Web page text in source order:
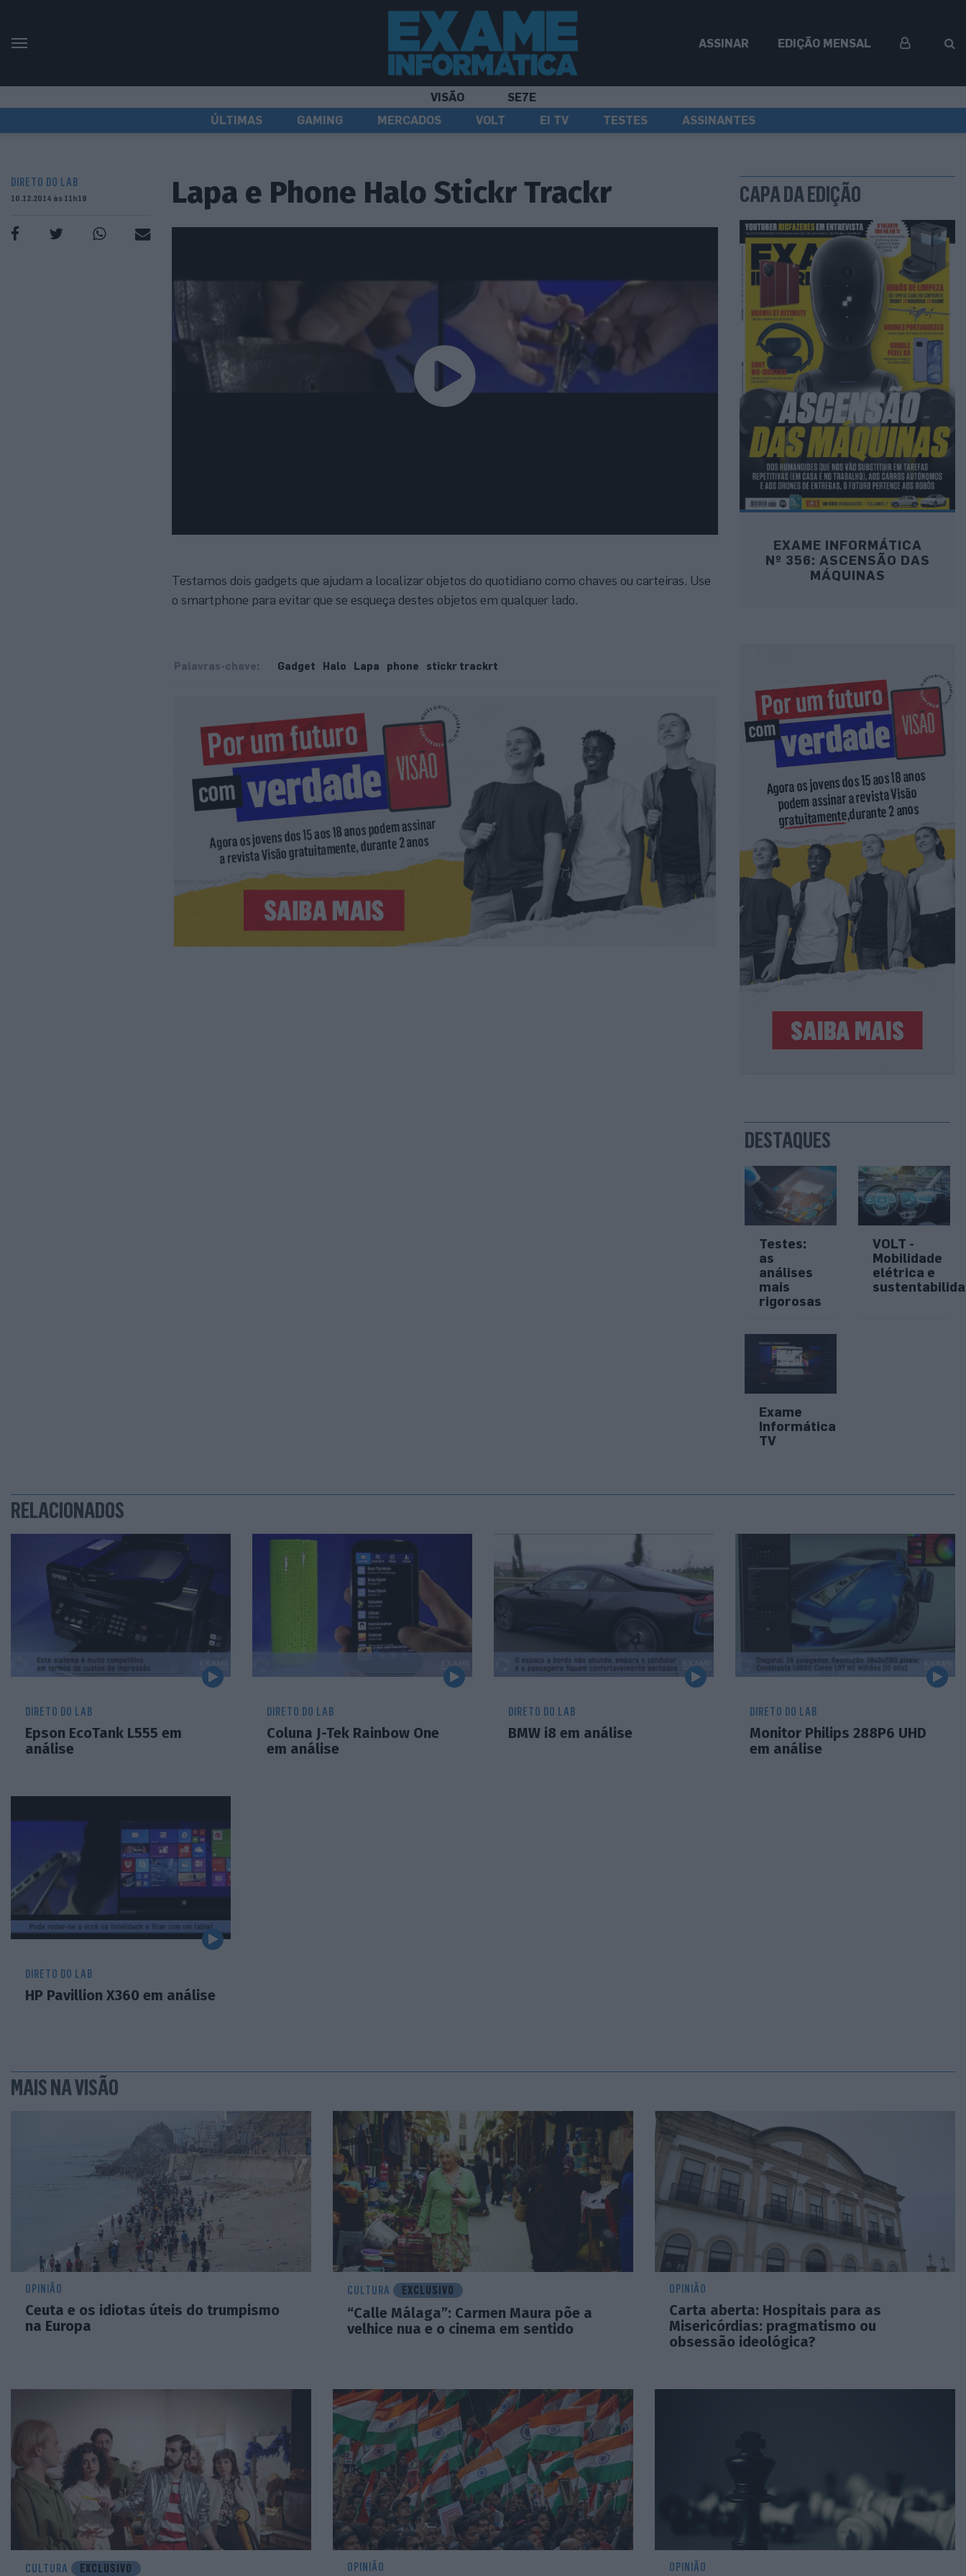
ASSINAR EDIÇÃO MENSAL
VISÃO
SE7E
ÚLTIMAS
GAMING MERCADOS VOLT EI TV TESTES ASSINANTES
DIRETO DO LAB
10.12.2014 às 11h19 Lapa e Phone Halo Stickr Trackr
Testamos dois gadgets que ajudam a localizar objetos do quotidiano como chaves ou carteiras. Use
o smartphone para evitar que se esqueça destes objetos em qualquer lado.
Palavras-chave: Gadget Halo Lapa phone stickr trackrt
CAPA DA EDIÇÃO
EXAME INFORMÁTICA
Nº 356: ASCENSÃO DAS
MÁQUINAS
DESTAQUES
Testes:
as
análises
mais
rigorosas
VOLT -
Mobilidade
elétrica e
Exame
Informática
TV
RELACIONADOS
DIRETO DO LAB
Epson EcoTank L555 em
análise
DIRETO DO LAB
Coluna J-Tek Rainbow One
em análise
DIRETO DO LAB
BMW i8 em análise
DIRETO DO LAB
Monitor Philips 288P6 UHD
em análise
DIRETO DO LAB
HP Pavillion X360 em análise
MAIS NA VISÃO
OPINIÃO
Ceuta e os idiotas úteis do trumpismo
na Europa
CULTURA EXCLUSIVO
“Calle Málaga”: Carmen Maura põe a
velhice nua e o cinema em sentido
OPINIÃO
Carta aberta: Hospitais para as
Misericórdias: pragmatismo ou
obsessão ideológica?
CULTURA EXCLUSIVO OPINIÃO OPINIÃO